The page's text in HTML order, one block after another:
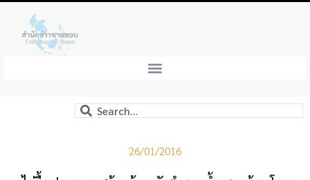
26/01/2016